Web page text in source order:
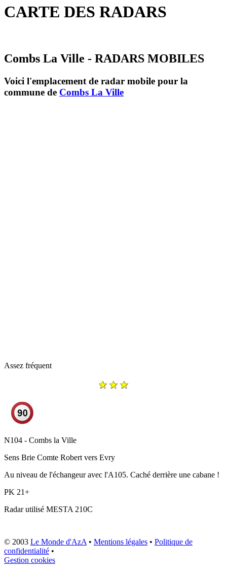
CARTE DES RADARS
Combs La Ville - RADARS MOBILES
Voici l'emplacement de radar mobile pour la
commune de Combs La Ville
Assez fréquent
N104 - Combs la Ville
Sens Brie Comte Robert vers Evry
Au niveau de l'échangeur avec l'A105. Caché derrière une cabane !
PK 21+
Radar utilisé MESTA 210C
© 2003 Le Monde d'AzA• Mentions légales • Politique de
confidentialité •
Gestion cookies